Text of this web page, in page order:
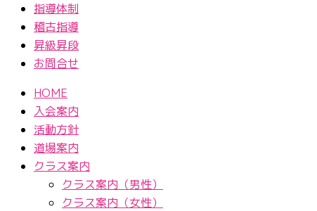
指導体制
稽古指導
昇級昇段
お問合せ
HOME
入会案内
活動方針
道場案内
クラス案内
クラス案内（男性）
クラス案内（女性）